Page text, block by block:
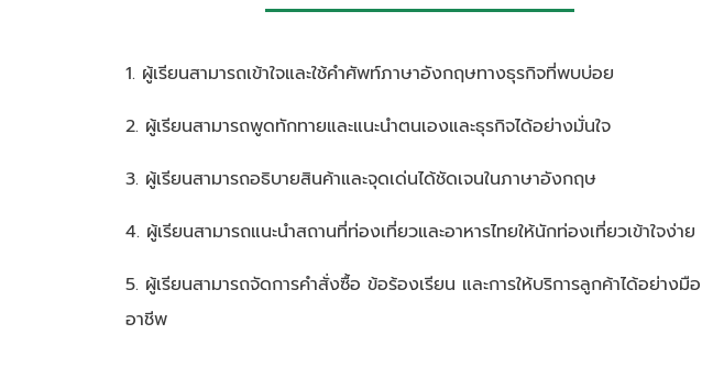
1. ผู้เรียนสามารถเข้าใจและใช้คำศัพท์ภาษาอังกฤษทางธุรกิจที่พบบ่อย
2. ผู้เรียนสามารถพูดทักทายและแนะนำตนเองและธุรกิจได้อย่างมั่นใจ
3. ผู้เรียนสามารถอธิบายสินค้าและจุดเด่นได้ชัดเจนในภาษาอังกฤษ
4. ผู้เรียนสามารถแนะนำสถานที่ท่องเที่ยวและอาหารไทยให้นักท่องเที่ยวเข้าใจง่าย
5. ผู้เรียนสามารถจัดการคำสั่งซื้อ ข้อร้องเรียน และการให้บริการลูกค้าได้อย่างมือ
อาชีพ